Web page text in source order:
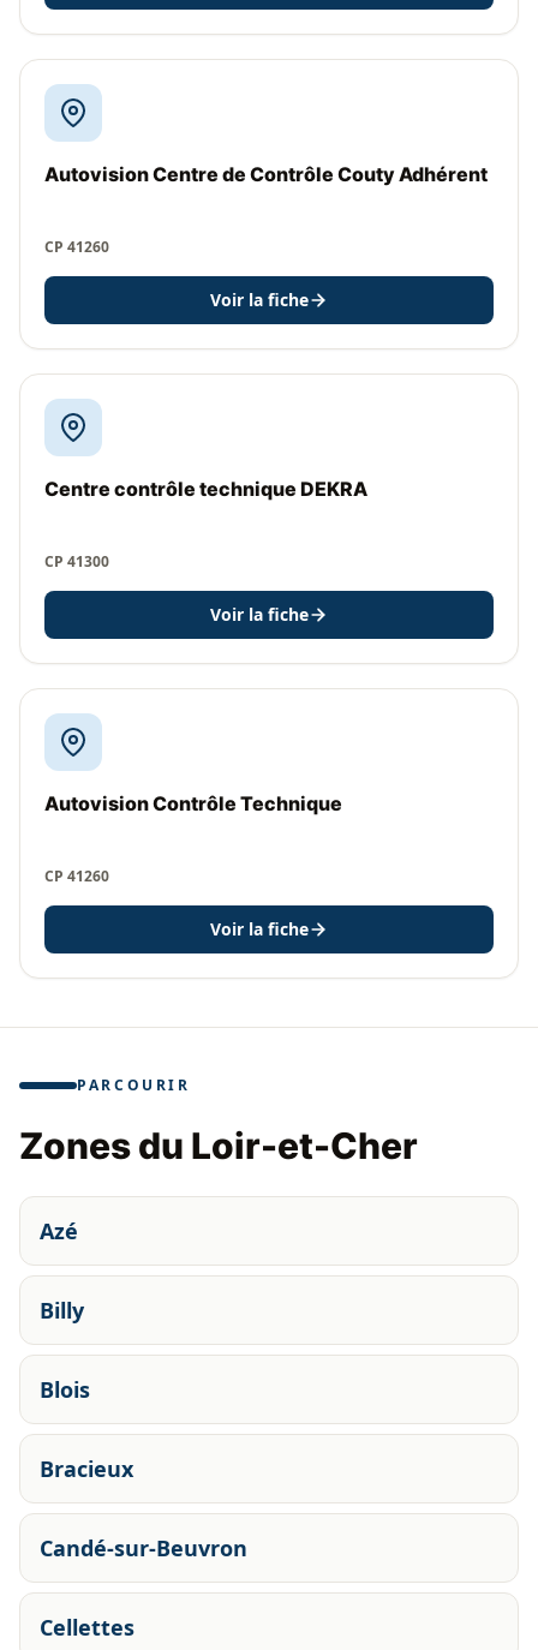
Autovision Centre de Contrôle Couty Adhérent
CP 41260
Voir la fiche
Centre contrôle technique DEKRA
CP 41300
Voir la fiche
Autovision Contrôle Technique
CP 41260
Voir la fiche
PARCOURIR
Zones du Loir-et-Cher
Azé
Billy
Blois
Bracieux
Candé-sur-Beuvron
Cellettes